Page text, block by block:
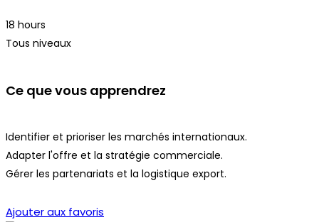
18 hours
Tous niveaux
Ce que vous apprendrez
Identifier et prioriser les marchés internationaux.
Adapter l'offre et la stratégie commerciale.
Gérer les partenariats et la logistique export.
Ajouter aux favoris